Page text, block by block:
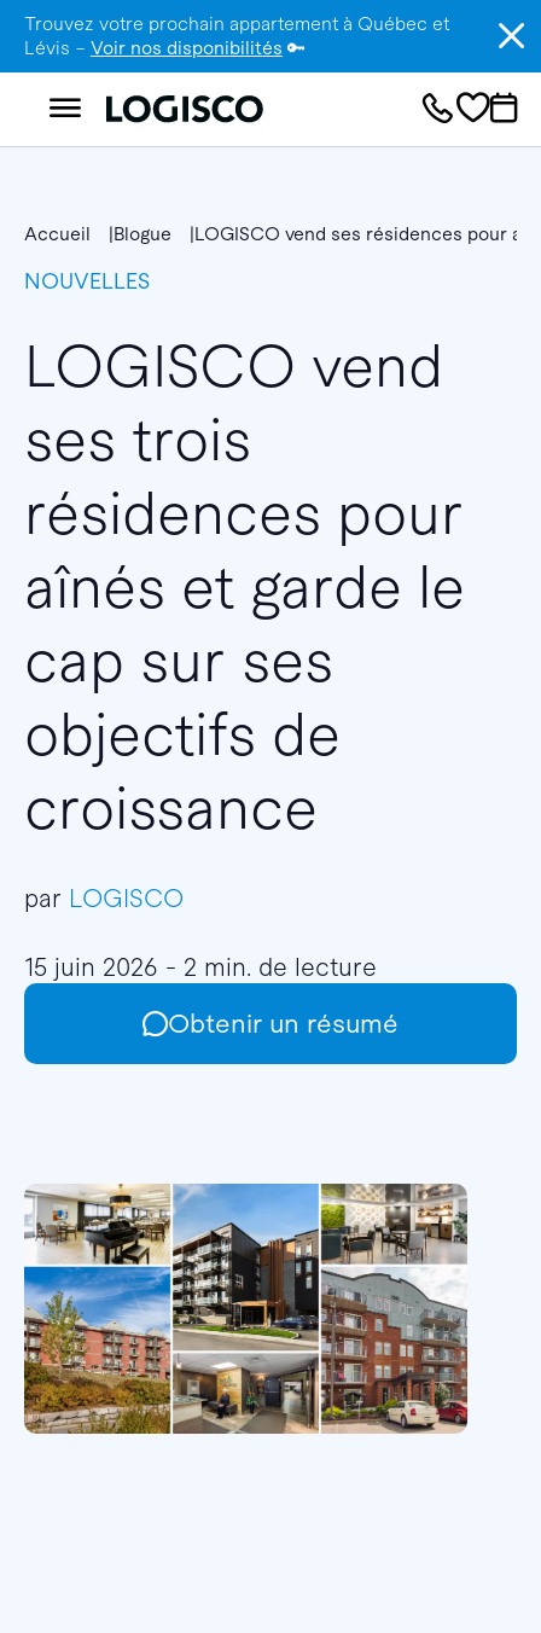
Trouvez votre prochain appartement à Québec et
Lévis – Voir nos disponibilités 🔑
Accueil Blogue LOGISCO vend ses résidences pour
NOUVELLES
LOGISCO vend
ses trois
résidences pour
aînés et garde le
cap sur ses
objectifs de
croissance
par LOGISCO
15 juin 2026 - 2 min. de lecture
Obtenir un résumé